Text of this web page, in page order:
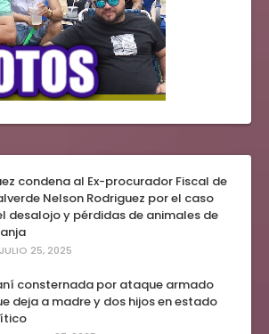
condena al Ex-procurador Fiscal de
Nelson Rodriguez por el caso
desalojo y pérdidas de animales de
JULIO 25, 2025
consternada por ataque armado
deja a madre y dos hijos en estado